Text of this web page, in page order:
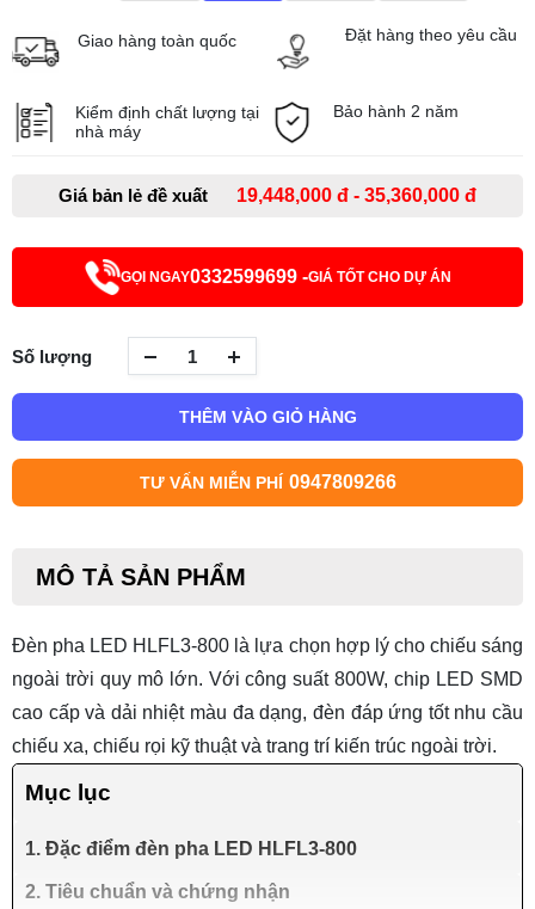
Giao hàng toàn quốc Đặt hàng theo yêu cầu
Kiểm định chất lượng tại
nhà máy
Bảo hành 2 năm
Giá bản lẻ đề xuất 19,448,000 đ - 35,360,000 đ
GỌI NGAY0332599699 -GIÁ TỐT CHO DỰ ÁN
Số lượng
THÊM VÀO GIỎ HÀNG
TƯ VẤN MIỄN PHÍ 0947809266
MÔ TẢ SẢN PHẨM
Đèn pha LED HLFL3-800 là lựa chọn hợp lý cho chiếu sáng
ngoài trời quy mô lớn. Với công suất 800W, chip LED SMD
cao cấp và dải nhiệt màu đa dạng, đèn đáp ứng tốt nhu cầu
chiếu xa, chiếu rọi kỹ thuật và trang trí kiến trúc ngoài trời.
Mục lục
1. Đặc điểm đèn pha LED HLFL3-800
2. Tiêu chuẩn và chứng nhận